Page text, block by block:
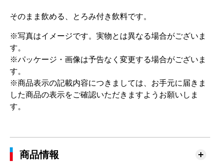
そのまま飲める、とろみ付き飲料です。
※写真はイメージです。実物とは異なる場合がございま
す。
※パッケージ・画像は予告なく変更する場合がございま
す。
※商品表示の記載内容につきましては、お手元に届きま
した商品の表示をご確認いただきますようお願いしま
す。
商品情報